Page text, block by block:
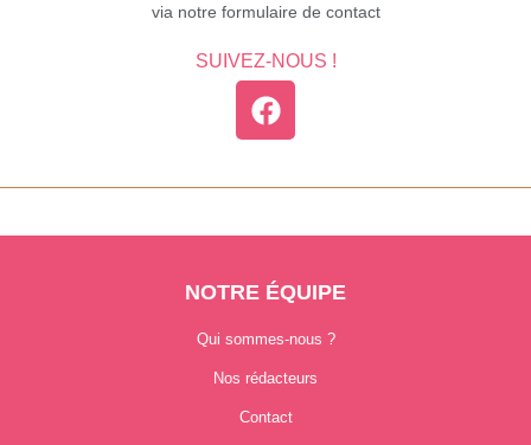
via notre formulaire de contact
SUIVEZ-NOUS !
NOTRE ÉQUIPE
Qui sommes-nous ?
Nos rédacteurs
Contact